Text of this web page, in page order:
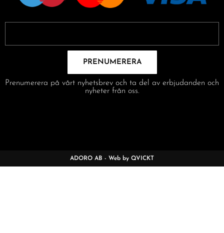
PRENUMERERA
Prenumerera på vårt nyhetsbrev och ta del av erbjudanden och
nyheter från oss.
ADORO AB - Web by QVICKT